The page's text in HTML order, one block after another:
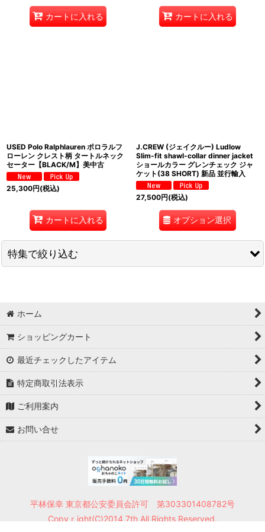
カートに入れる カートに入れる
USED Polo Ralphlauren ポロラルフ
ローレン クレスト柄 タートルネック
セーター【BLACK/M】美中古
25,300円(税込)
カートに入れる
J.CREW (ジェイクルー) Ludlow
Slim-fit shawl-collar dinner jacket
ショールカラー グレンチェック ジャ
ケット(38 SHORT) 新品 並行輸入
27,500円(税込)
オプション選択
特集で絞り込む
【MILITARY/ミリタリー】
【USED,VINTAGE/ユーズド,ビンテージ】
【SHIRTS・T-SHIRTS/シャツ・Tシャツなど】
【KNIT/ニット・セーター】
【BOTTOMS/ボトムス】
【LEATHER SHOES/革靴】
【TIES /ネクタイ・ボウタイ(蝶ネクタイ) 】
ホーム
ショッピングカート
最近チェックしたアイテム
特定商取引法表示
ご利用案内
お問い合せ
平林保幸 東京都公安委員会許可 第303301408782号
Copyｒight(C)2014 7th All Rights Reserved.